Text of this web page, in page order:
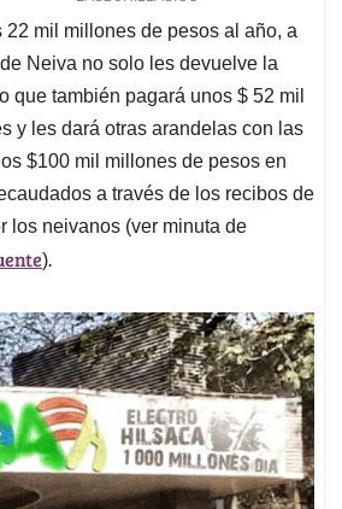
22 mil millones de pesos al año, a
Neiva no solo les devuelve la
que también pagará unos $ 52 mil
y les dará otras arandelas con las
$100 mil millones de pesos en
a través de los recibos de
los neivanos (ver minuta de
).